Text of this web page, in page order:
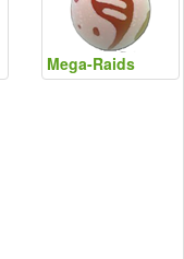
Mega-Raids